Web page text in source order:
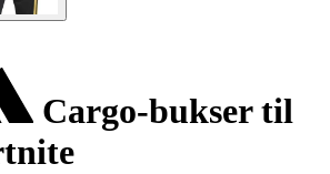
Cargo-bukser til